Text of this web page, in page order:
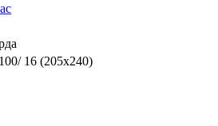
16 (205х240)